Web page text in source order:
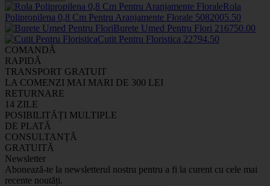
Rola
Polipropilena 0,8 Cm Pentru Aranjamente Florale 5082005.50
Burete Umed Pentru Flori 216750.00
Cutit Pentru Floristica 22794.50
COMANDĂ
RAPIDĂ
TRANSPORT GRATUIT
LA COMENZI MAI MARI DE 300 LEI
RETURNARE
14 ZILE
POSIBILITĂȚI MULTIPLE
DE PLATĂ
CONSULTANȚĂ
GRATUITĂ
Newsletter
Abonează-te la newsletterul nostru pentru a fi la curent cu cele mai
recente noutăți.